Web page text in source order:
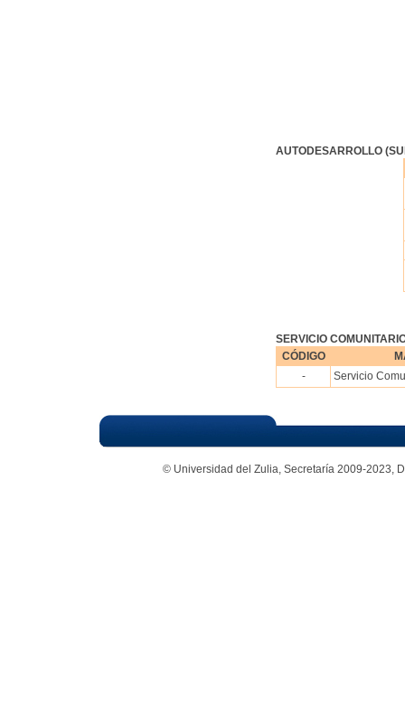
AUTODESARROLLO
SERVICIO
CÓDIGO
-
Servicio
© Universidad del Zulia, Secretaría 2009-2023,